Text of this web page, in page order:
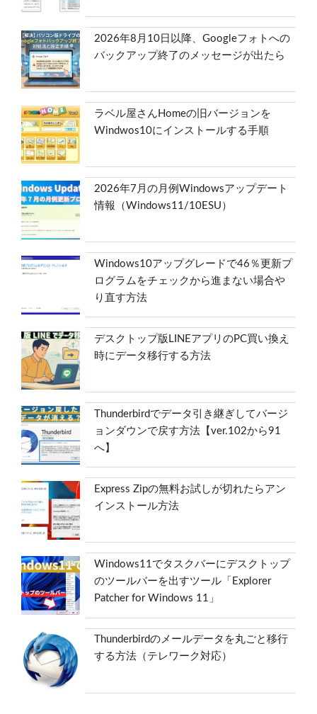
2026年8月10日以降、Googleフォトへの
バックアップ終了のメッセージが出たら
ラベル屋さんHomeの旧バージョンを
Windwos10にインストールする手順
2026年7月の月例Windowsアップデート
情報（Windows11/10ESU）
Windows10アップグレードで46％更新プ
ログラムをチェックから進まない場合や
り直す方法
デスクトップ版LINEアプリのPC買い換え
時にデータ移行する方法
Thunderbirdでデータ引き継ぎしてバージ
ョンダウンで戻す方法【ver.102から91
へ】
Express Zipの無料お試しが切れたらアン
インストール方法
Windows11でタスクバーにデスクトップ
のツールバーを出すツール「Explorer
Patcher for Windows 11」
Thunderbirdのメールデータを丸ごと移行
する方法（テレワーク対応）